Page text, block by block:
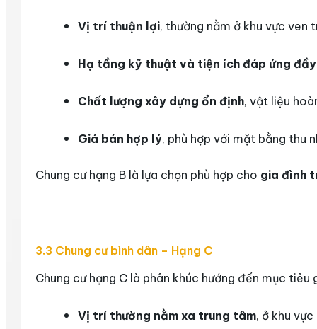
Vị trí thuận lợi, thường nằm ở khu vực
Hạ tầng kỹ thuật và tiện ích đáp ứng đầy
Chất lượng xây dựng ổn định, vật liệu
Giá bán hợp lý, phù hợp với mặt bằng thu
Chung cư hạng B là lựa chọn phù hợp cho gia đình
3.3 Chung cư bình dân – Hạng C
Chung cư hạng C là phân khúc hướng đến mục
Vị trí thường nằm xa trung tâm, ở khu